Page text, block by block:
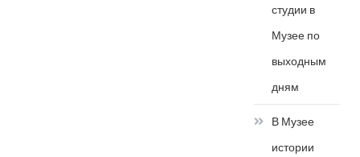
студии в
Музее по
выходным
дням
В Музее
истории